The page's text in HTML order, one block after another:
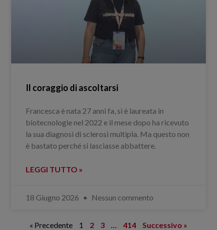
Il coraggio di ascoltarsi
Francesca è nata 27 anni fa, si è laureata in
biotecnologie nel 2022 e il mese dopo ha ricevuto
la sua diagnosi di sclerosi multipla. Ma questo non
è bastato perché si lasciasse abbattere.
LEGGI TUTTO »
18 Giugno 2026 Nessun commento
« Precedente 1 2 3 … 414 Successivo »